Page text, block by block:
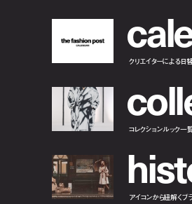
cale
クリエイターによる日
coll
コレクションルック一
hist
アイコンから紐解くブ